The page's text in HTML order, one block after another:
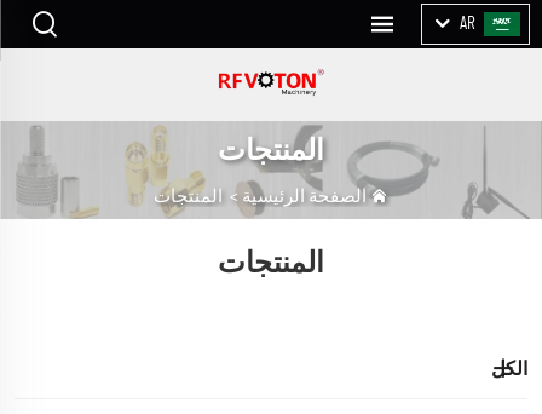
AR
المنتجات
الصفحة الرئيسية > المنتجات
المنتجات
الكل